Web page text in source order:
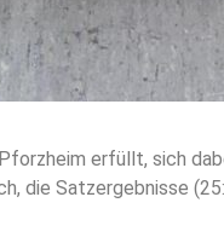
erfüllt, sich
Satzergebnisse